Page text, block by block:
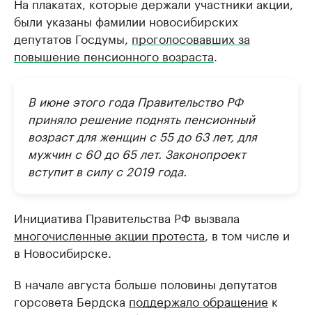
были указаны фамилии новосибирских
депутатов Госдумы, проголосовавших за
повышение пенсионного возраста
В июне этого года Правительство РФ
приняло решение поднять пенсионный
возраст для женщин с 55 до 63 лет, для
мужчин с 60 до 65 лет. Законопроект
вступит в силу с 2019 года.
Инициатива Правительства РФ вызвала
многочисленные акции протеста , в том числе и
в Новосибирске.
В начале августа больше половины депутатов
горсовета Бердска поддержало обращение к